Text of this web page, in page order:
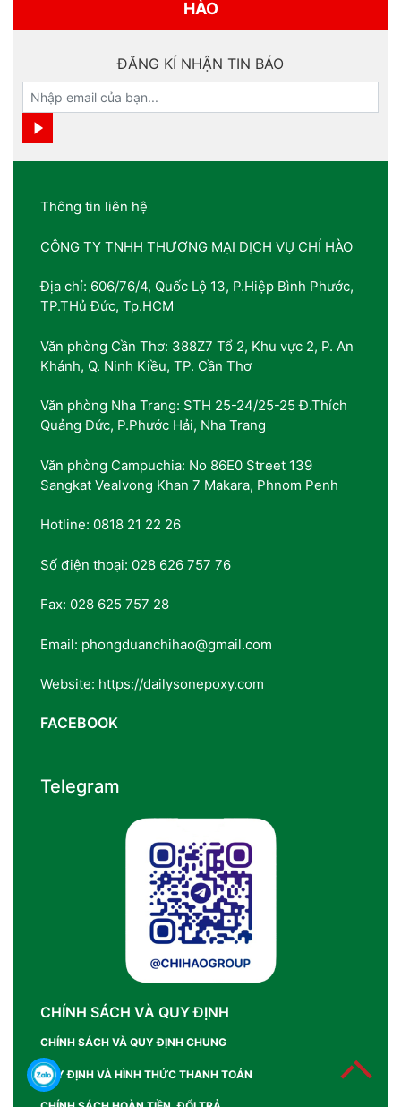
HÀO
ĐĂNG KÍ NHẬN TIN BÁO
Thông tin liên hệ
CÔNG TY TNHH THƯƠNG MẠI DỊCH VỤ CHÍ HÀO
Địa chỉ: 606/76/4, Quốc Lộ 13, P.Hiệp Bình Phước,
TP.THủ Đức, Tp.HCM
Văn phòng Cần Thơ: 388Z7 Tổ 2, Khu vực 2, P. An
Khánh, Q. Ninh Kiều, TP. Cần Thơ
Văn phòng Nha Trang: STH 25-24/25-25 Đ.Thích
Quảng Đức, P.Phước Hải, Nha Trang
Văn phòng Campuchia: No 86E0 Street 139
Sangkat Vealvong Khan 7 Makara, Phnom Penh
Hotline: 0818 21 22 26
Số điện thoại: 028 626 757 76
Fax: 028 625 757 28
Email: phongduanchihao@gmail.com
Website: https://dailysonepoxy.com
FACEBOOK
Telegram
CHÍNH SÁCH VÀ QUY ĐỊNH
CHÍNH SÁCH VÀ QUY ĐỊNH CHUNG
QUY ĐỊNH VÀ HÌNH THỨC THANH TOÁN